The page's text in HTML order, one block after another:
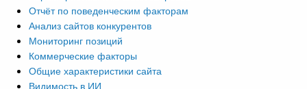
Отчёт по поведенческим факторам
Анализ сайтов конкурентов
Мониторинг позиций
Коммерческие факторы
Общие характеристики сайта
Видимость в ИИ